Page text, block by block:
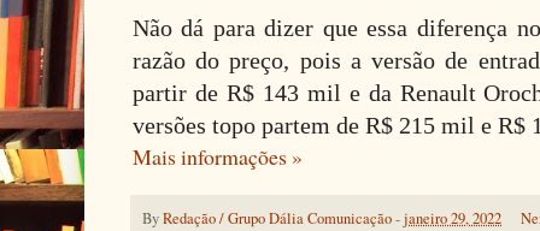
Não dá para dizer que essa diferença
razão do preço, pois a versão de
partir de R$ 143 mil e da Renault
versões topo partem de R$ 215 mil e R$
Mais informações »
ByRedação / Grupo Dália Comunicação-janeiro 29, 2022